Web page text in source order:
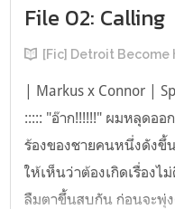
File 02: Calling
[Fic] Detroit Become
| Markus x Connor |
::::: "อ๊าก!!!!!!" ผมหลุดออ
ร้องของชายคนหนึ่งดังขึ้
ให้เห็นว่าต้องเกิดเรื่อง
ลืมตาขึ้นสบกัน ก่อนจะพุ่